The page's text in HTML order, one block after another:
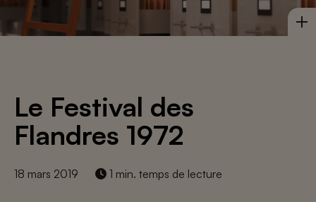
Le Festival des
Flandres 1972
18 mars 2019 1 min. temps de lecture